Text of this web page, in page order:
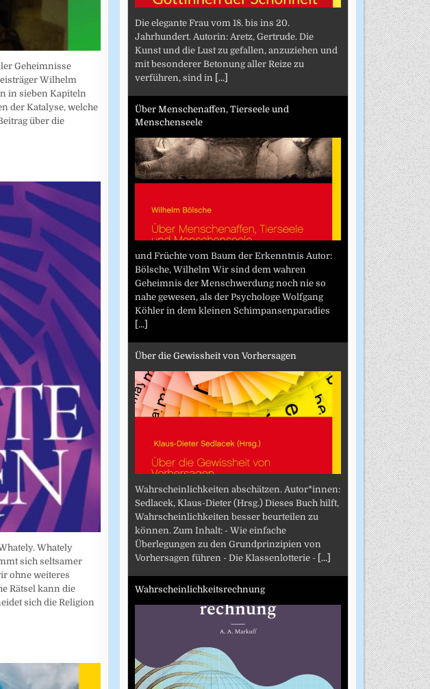
Geheimnisse
Wilhelm
in sieben Kapiteln
der Katalyse, welche
über die
Whately
sich seltsamer
ohne weiteres
Rätsel kann die
sich die Religion
Die elegante Frau vom 18. bis ins 20.
Jahrhundert. Autorin: Aretz, Gertrude. Die
Kunst und die Lust zu gefallen, anzuziehen und
mit besonderer Betonung aller Reize zu
verführen, sind in [...]
Über Menschenaffen, Tierseele und
Menschenseele
und Früchte vom Baum der Erkenntnis Autor:
Bölsche, Wilhelm Wir sind dem wahren
Geheimnis der Menschwerdung noch nie so
nahe gewesen, als der Psychologe Wolfgang
Köhler in dem kleinen Schimpansenparadies
[...]
Über die Gewissheit von Vorhersagen
Wahrscheinlichkeiten abschätzen. Autor*innen:
Sedlacek, Klaus-Dieter (Hrsg.) Dieses Buch hilft,
Wahrscheinlichkeiten besser beurteilen zu
können. Zum Inhalt: - Wie einfache
Überlegungen zu den Grundprinzipien von
Vorhersagen führen - Die Klassenlotterie - [...]
Wahrscheinlichkeitsrechnung